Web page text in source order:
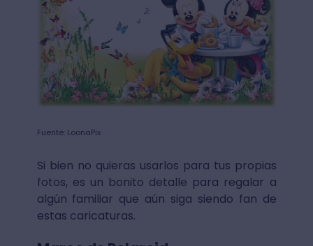
Fuente: LoonaPix
Si bien no quieras usarlos para tus propias
fotos, es un bonito detalle para regalar a
algún familiar que aún siga siendo fan de
estas caricaturas.